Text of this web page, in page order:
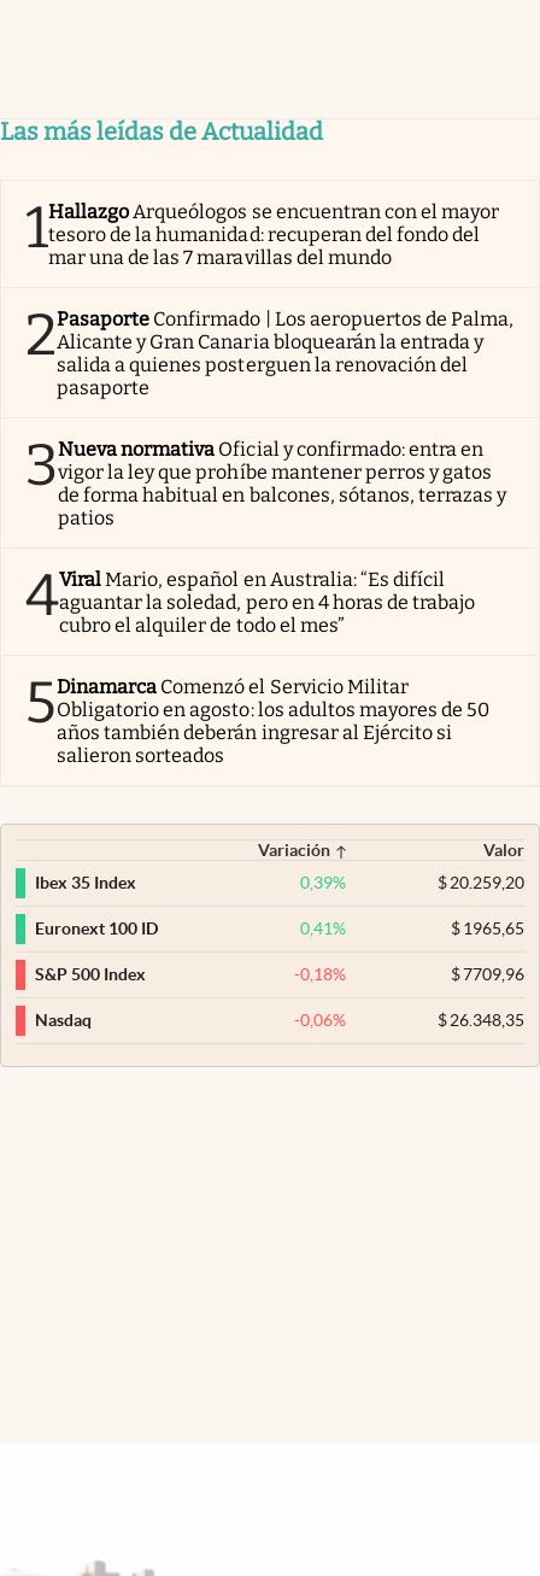
Las más leídas de Actualidad
1Hallazgo Arqueólogos se encuentran con el mayor
tesoro de la humanidad: recuperan del fondo del
mar una de las 7 maravillas del mundo
2Pasaporte Confirmado | Los aeropuertos de Palma,
Alicante y Gran Canaria bloquearán la entrada y
salida a quienes posterguen la renovación del
pasaporte
3Nueva normativa Oficial y confirmado: entra en
vigor la ley que prohíbe mantener perros y gatos
de forma habitual en balcones, sótanos, terrazas y
patios
4ViralMario, español en Australia: “Es difícil
aguantar la soledad, pero en 4 horas de trabajo
cubro el alquiler de todo el mes”
5Dinamarca Comenzó el Servicio Militar
Obligatorio en agosto: los adultos mayores de 50
años también deberán ingresar al Ejército si
salieron sorteados
Variación
Valor
Ibex 35 Index
0,39% $20.259,20
Euronext 100 ID 0,41% $1965,65
S&P 500 Index -0,18% $7709,96
Nasdaq -0,06% $26.348,35